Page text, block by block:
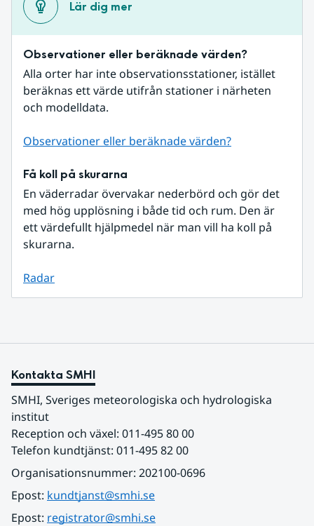
Lär dig mer
Observationer eller beräknade värden?
Alla orter har inte observationsstationer, istället
beräknas ett värde utifrån stationer i närheten
och modelldata.
Observationer eller beräknade värden?
Få koll på skurarna
En väderradar övervakar nederbörd och gör det
med hög upplösning i både tid och rum. Den är
ett värdefullt hjälpmedel när man vill ha koll på
skurarna.
Radar
Kontakta SMHI
SMHI, Sveriges meteorologiska och hydrologiska
institut
Reception och växel: 011-495 80 00
Telefon kundtjänst: 011-495 82 00
Organisationsnummer: 202100-0696
Epost: kundtjanst@smhi.se
Epost: registrator@smhi.se